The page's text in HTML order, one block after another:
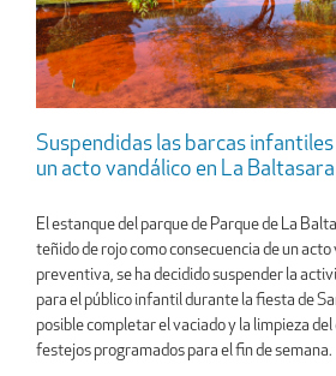
Suspendidas las barcas
un acto vandálico en La Baltasara
El estanque del parque de Parque de La
teñido de rojo como consecuencia de un
preventiva, se ha decidido suspender la
para el público infantil durante la fiesta de
posible completar el vaciado y la limpieza
festejos programados para el fin de semana.